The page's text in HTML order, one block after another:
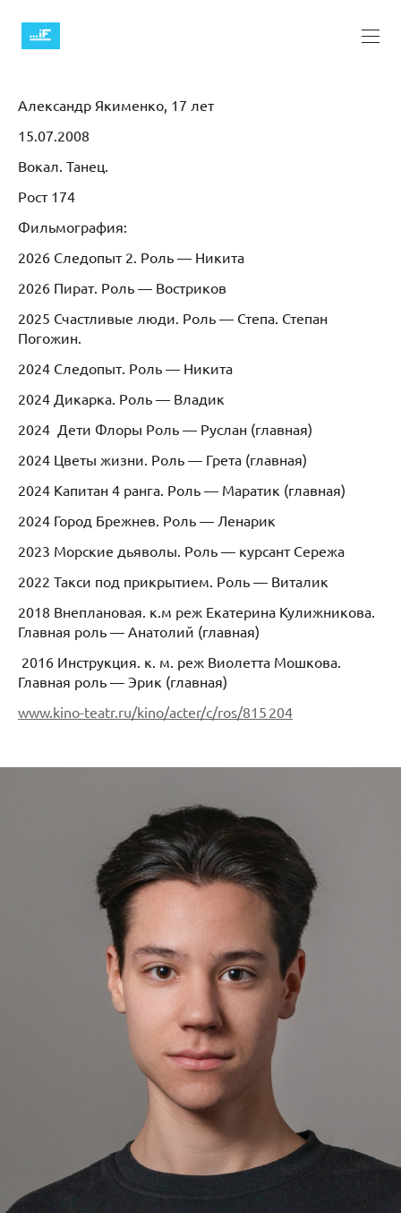
Александр Якименко, 17 лет
15.07.2008
Вокал. Танец.
Рост 174
Фильмография:
2026 Следопыт 2. Роль — Никита
2026 Пират. Роль — Востриков
2025 Счастливые люди. Роль — Степа. Степан
Погожин.
2024 Следопыт. Роль — Никита
2024 Дикарка. Роль — Владик
2024 Дети Флоры Роль — Руслан (главная)
2024 Цветы жизни. Роль — Грета (главная)
2024 Капитан 4 ранга. Роль — Маратик (главная)
2024 Город Брежнев. Роль — Ленарик
2023 Морские дьяволы. Роль — курсант Сережа
2022 Такси под прикрытием. Роль — Виталик
2018 Внеплановая. к.м реж Екатерина Кулижникова.
Главная роль — Анатолий (главная)
2016 Инструкция. к. м. реж Виолетта Мошкова.
Главная роль — Эрик (главная)
www.kino-teatr.ru/kino/acter/c/ros/815 204